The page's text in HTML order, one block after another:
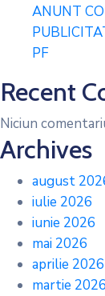
ANUNT
PF
Recent
Niciun
Archives
august
iulie 2026
iunie 2026
mai 2026
aprilie 2026
martie 2026